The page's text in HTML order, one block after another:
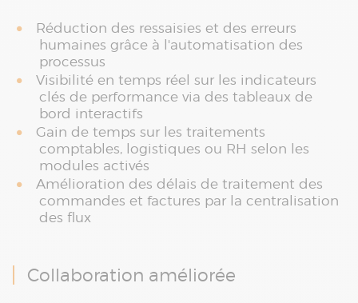
Réduction des ressaisies et des erreurs
humaines grâce à l'automatisation des
processus
Visibilité en temps réel sur les indicateurs
clés de performance via des tableaux de
bord interactifs
Gain de temps sur les traitements
comptables, logistiques ou RH selon les
modules activés
Amélioration des délais de traitement des
commandes et factures par la centralisation
des flux
Collaboration améliorée